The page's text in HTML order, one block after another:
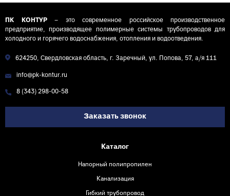
ПК КОНТУР– это современное российское производственное
предприятие, производящее полимерные системы трубопроводов для
холодного и горячего водоснабжения, отопления и водоотведения.
624250, Свердловская область, г. Заречный, ул. Попова, 57, а/я 111
info@pk-kontur.ru
8 (343) 298-00-58
Заказать звонок
Каталог
Напорный полипропилен
Канализация
Гибкий трубопровод